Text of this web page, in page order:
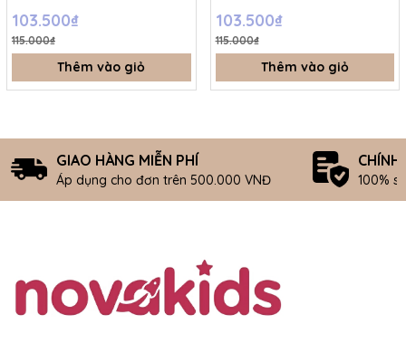
103.500₫
115.000₫
Thêm vào giỏ
103.500₫
115.000₫
Thêm vào giỏ
GIAO HÀNG MIỄN PHÍ
Áp dụng cho đơn trên 500.000 VNĐ
CHÍNH
100%